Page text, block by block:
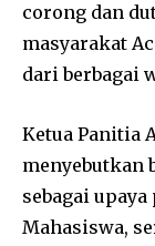
corong dan
masyarakat
dari berbagai
Ketua Panitia
menyebutkan
sebagai
Mahasiswa,